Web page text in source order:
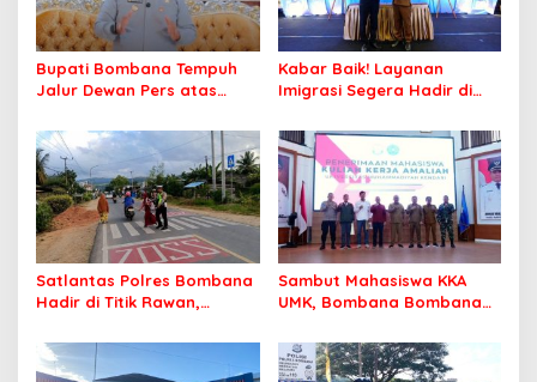
Bupati Bombana Tempuh
Jalur Dewan Pers atas
Korupsi Jembatan Cirauci II
Kabar Baik! Layanan
Imigrasi Segera Hadir di
Perlu Lagi ke Kendari
Satlantas Polres Bombana
Hadir di Titik Rawan,
Sekolah dengan Aman
Sambut Mahasiswa KKA
UMK, Bombana Bombana
Sasaran